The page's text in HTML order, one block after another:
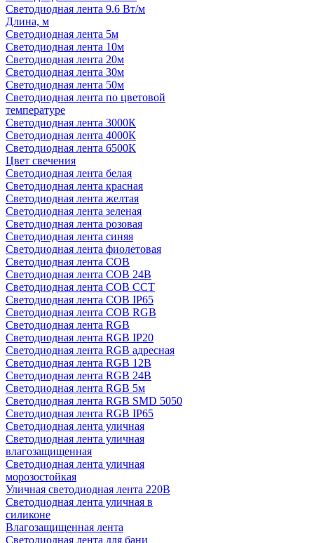
Светодиодная лента 9.6 Вт/м
Длина, м
Светодиодная лента 5м
Светодиодная лента 10м
Светодиодная лента 20м
Светодиодная лента 30м
Светодиодная лента 50м
Светодиодная лента по цветовой
температуре
Светодиодная лента 3000К
Светодиодная лента 4000К
Светодиодная лента 6500К
Цвет свечения
Светодиодная лента белая
Светодиодная лента красная
Светодиодная лента желтая
Светодиодная лента зеленая
Светодиодная лента розовая
Светодиодная лента синяя
Светодиодная лента фиолетовая
Светодиодная лента COB
Светодиодная лента COB 24В
Светодиодная лента COB CCT
Светодиодная лента COB IP65
Светодиодная лента COB RGB
Светодиодная лента RGB
Светодиодная лента RGB IP20
Светодиодная лента RGB адресная
Светодиодная лента RGB 12В
Светодиодная лента RGB 24В
Светодиодная лента RGB 5м
Светодиодная лента RGB SMD 5050
Светодиодная лента RGB IP65
Светодиодная лента уличная
Светодиодная лента уличная
влагозащищенная
Светодиодная лента уличная
морозостойкая
Уличная светодиодная лента 220В
Светодиодная лента уличная в
силиконе
Влагозащищенная лента
Светодиодная лента для бани